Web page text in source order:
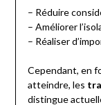
– Réduire
– Améliorer
– Réaliser
Cependant, en
atteindre, les
distingue